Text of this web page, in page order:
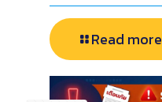
Read more